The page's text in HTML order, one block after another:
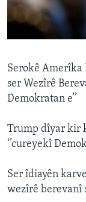
ÇAND Û HUNER
SERNIVÎS
Learning English
Zimanên Din
Serokê Amerîka
ser Wezîrê
Demokratan e’’
Trump dîyar kir
‘’cureyekî
Ser îdiayên
wezîrê berevanî